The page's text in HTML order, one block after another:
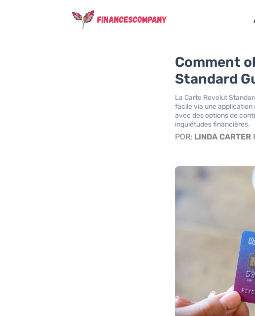
Comment
Standard
La Carte Revolut
facile via une
avec des options de
inquiétudes financières.
POR: LINDA CARTER